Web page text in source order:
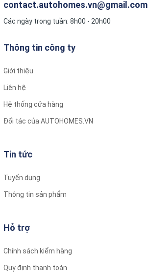
contact.autohomes.vn@gmail.com
Các ngày trong tuần: 8h00 - 20h00
Thông tin công ty
Giới thiệu
Liên hệ
Hệ thống cửa hàng
Đối tác của AUTOHOMES.VN
Tin tức
Tuyển dụng
Thông tin sản phẩm
Hỗ trợ
Chính sách kiểm hàng
Quy định thanh toán